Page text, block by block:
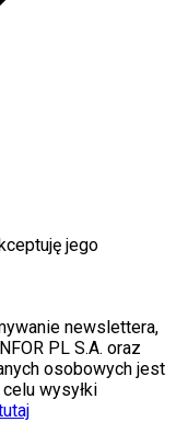
jego
newslettera,
PL S.A. oraz
osobowych jest
wysyłki